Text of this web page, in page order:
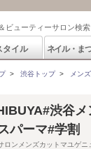
ビューティーサロン検索
タイル ネイル・ま
> 渋谷トップ> メン
渋谷
パーマ#学割
ンメンズカットマユゲニ